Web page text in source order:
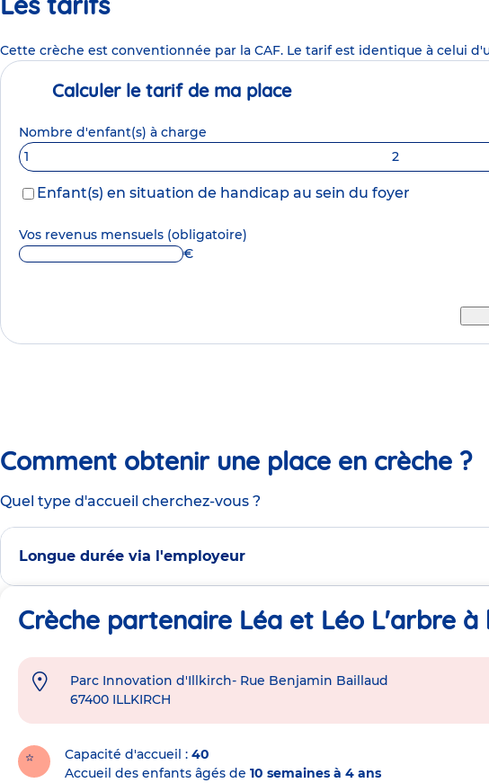
Cette crèche est conventionnée par la CAF. Le tarif est identique à celui
Calculer le tarif de ma place
Nombre d'enfant(s) à charge
1
2
Enfant(s) en situation de handicap au sein du foyer
Vos revenus mensuels (obligatoire)
€
Comment obtenir une place en crèche ?
Quel type d'accueil cherchez-vous ?
Longue durée via l'employeur
Crèche partenaire Léa et Léo L'arbre à
Adresse
crèche
Parc Innovation d'Illkirch- Rue Benjamin Baillaud
67400 ILLKIRCH
Capacité d'accueil
40
Accueil des enfants âgés de 10 semaines à 4 ans